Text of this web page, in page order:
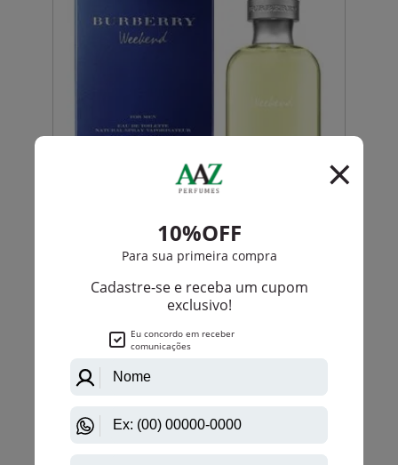
Burberry Weekend Eau De Toilette Masculino
PRODUTO
ESGOTADO
Avise-me quando disponível: